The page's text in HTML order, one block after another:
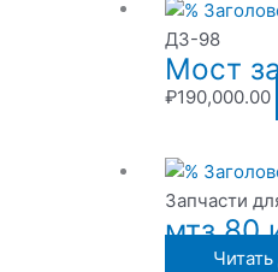
ДЗ-98
Мост
₽190,000.00
Запчасти
мтз 80